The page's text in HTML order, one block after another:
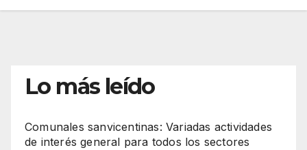
Lo más leído
Comunales sanvicentinas: Variadas actividades
de interés general para todos los sectores